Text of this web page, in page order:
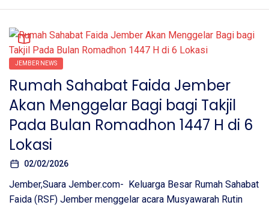
JEMBER NEWS
Rumah Sahabat Faida Jember
Akan Menggelar Bagi bagi Takjil
Pada Bulan Romadhon 1447 H di 6
Lokasi
02/02/2026
Jember,Suara Jember.com- Keluarga Besar Rumah Sahabat
Faida (RSF) Jember menggelar acara Musyawarah Rutin